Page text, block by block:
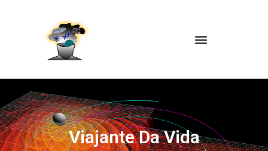
Viajante Da Vida